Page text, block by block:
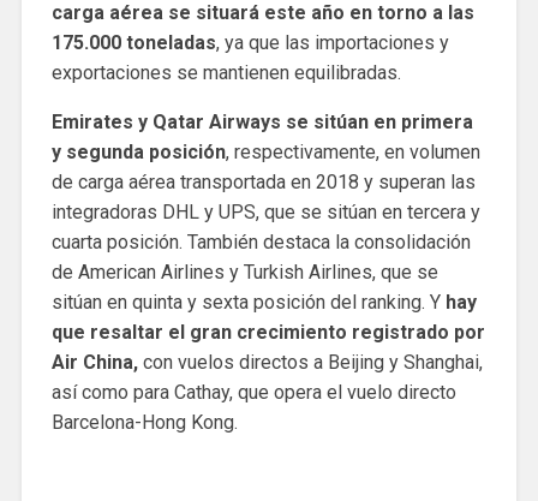
carga aérea se situará este año en torno a las
175.000 toneladas, ya que las importaciones y
exportaciones se mantienen equilibradas.
Emirates y Qatar Airways se sitúan en primera
y segunda posición, respectivamente, en volumen
de carga aérea transportada en 2018 y superan las
integradoras DHL y UPS, que se sitúan en tercera y
cuarta posición. También destaca la consolidación
de American Airlines y Turkish Airlines, que se
sitúan en quinta y sexta posición del ranking. Y hay
que resaltar el gran crecimiento registrado por
Air China,con vuelos directos a Beijing y Shanghai,
así como para Cathay, que opera el vuelo directo
Barcelona-Hong Kong.